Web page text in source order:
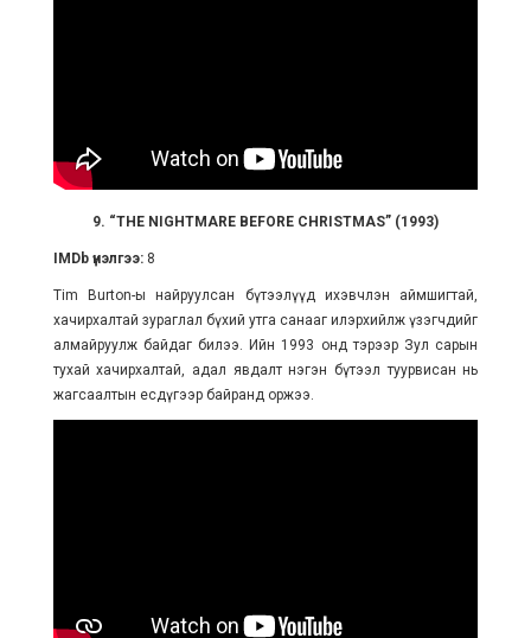
9. “THE NIGHTMARE BEFORE CHRISTMAS” (1993)
IMDb үнэлгээ:8
Tim Burton-ы найруулсан бүтээлүүд ихэвчлэн аймшигтай,
хачирхалтай зураглал бүхий утга санааг илэрхийлж үзэгчдийг
алмайруулж байдаг билээ. Ийн 1993 онд тэрээр Зул сарын
тухай хачирхалтай, адал явдалт нэгэн бүтээл туурвисан нь
жагсаалтын есдүгээр байранд оржээ.